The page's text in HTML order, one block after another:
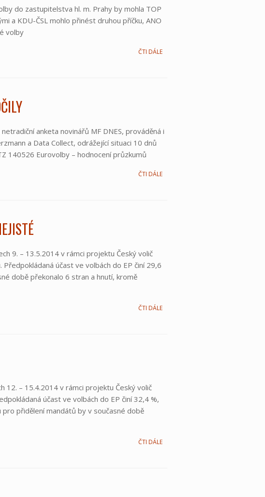
do zastupitelstva hl. m. Prahy by mohla TOP
a KDU-ČSL mohlo přinést druhou příčku, ANO
volby
ČTI DÁLE
anketa novinářů MF DNES, prováděná i
a Data Collect, odrážející situaci 10 dnů
140526 Eurovolby – hodnocení průzkumů
ČTI DÁLE
9. – 13.5.2014 v rámci projektu Český volič
účast ve volbách do EP činí 29,6
době překonalo 6 stran a hnutí, kromě
ČTI DÁLE
12. – 15.4.2014 v rámci projektu Český volič
účast ve volbách do EP činí 32,4 %,
přidělení mandátů by v současné době
ČTI DÁLE